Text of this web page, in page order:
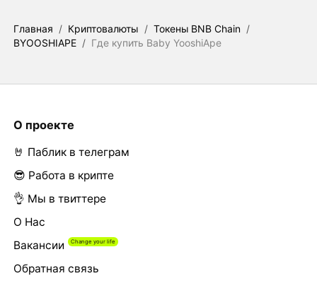
Главная / Криптовалюты / Токены BNB Chain /
BYOOSHIAPE / Где купить Baby YooshiApe
О проекте
🤘 Паблик в телеграм
😎 Работа в крипте
👌 Мы в твиттере
О Нас
Вакансии
Обратная связь